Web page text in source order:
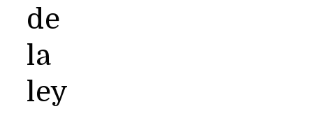
de
la
ley